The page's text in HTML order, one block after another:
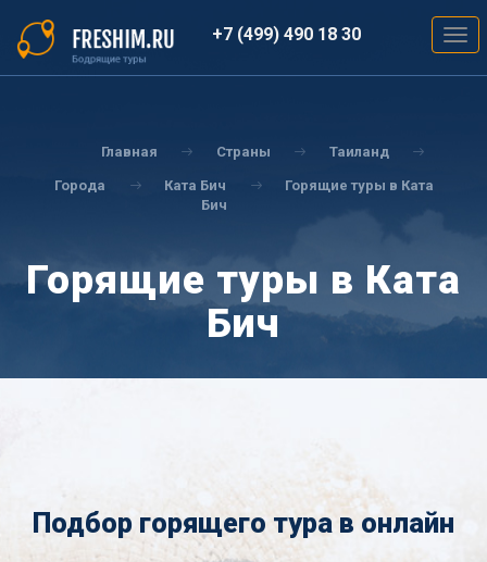
основному
содержанию
+7 (499) 490 18 30
Главная Страны Таиланд
Города Ката Бич
Горящие туры в Ката
Бич
Горящие туры в Ката
Бич
Подбор горящего тура в онлайн